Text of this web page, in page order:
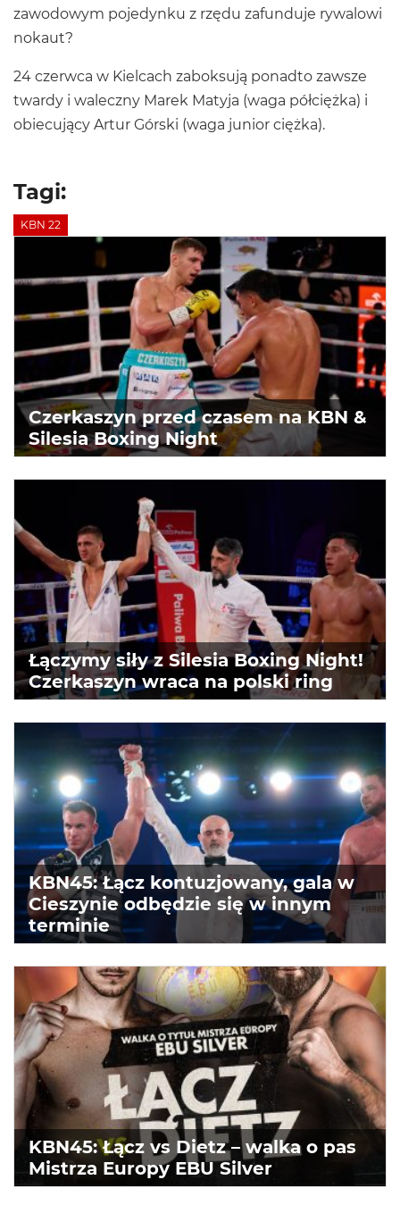
zawodowym pojedynku z rzędu zafunduje rywalowi
nokaut?
24 czerwca w Kielcach zaboksują ponadto zawsze
twardy i waleczny Marek Matyja (waga półciężka) i
obiecujący Artur Górski (waga junior ciężka).
Tagi:
KBN 22
Czerkaszyn przed czasem na KBN &
Silesia Boxing Night
Łączymy siły z Silesia Boxing Night!
Czerkaszyn wraca na polski ring
KBN45: Łącz kontuzjowany, gala w
Cieszynie odbędzie się w innym
terminie
KBN45: Łącz vs Dietz – walka o pas
Mistrza Europy EBU Silver